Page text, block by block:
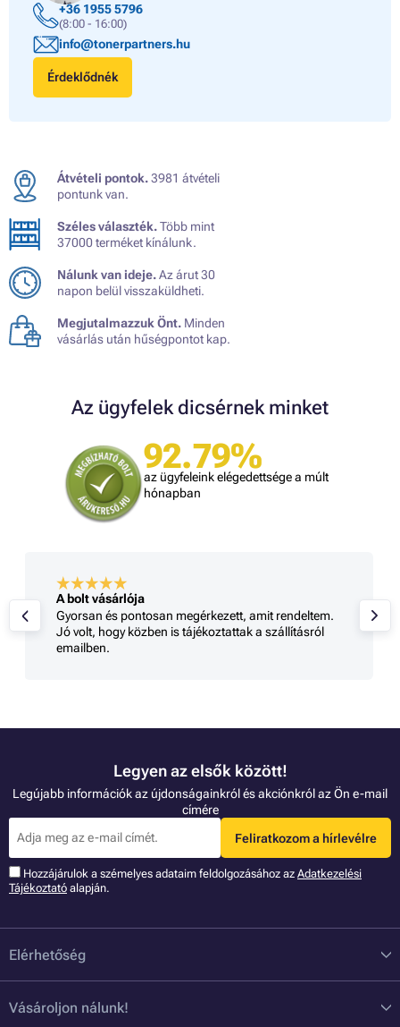
+36 1955 5796
(8:00 - 16:00)
info@tonerpartners.hu
Érdeklődnék
Átvételi pontok.3981 átvételi
pontunk van.
Széles választék.Több mint
37000 terméket kínálunk.
Nálunk van ideje.Az árut 30
napon belül visszaküldheti.
Megjutalmazzuk Önt. Minden
vásárlás után hűségpontot kap.
Az ügyfelek dicsérnek minket
92.79%
az ügyfeleink elégedettsége a múlt
hónapban
A bolt vásárlója
Gyorsan és pontosan megérkezett, amit rendeltem.
Jó volt, hogy közben is tájékoztattak a szállításról
emailben.
Legyen az elsők között!
Legújabb információk az újdonságainkról és akciónkról az Ön e-mail
címére
Feliratkozom a hírlevélre
Hozzájárulok a szémelyes adataim feldolgozásához az Adatkezelési
Tájékoztató alapján.
Elérhetőség
Vásároljon nálunk!